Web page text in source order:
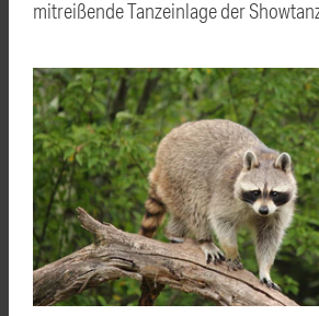
mitreißende Tanzeinlage der